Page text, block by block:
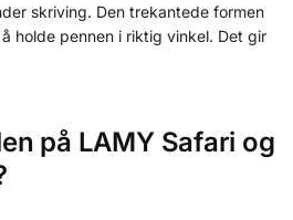
skriving. Den trekantede formen
holde pennen i riktig vinkel. Det gir
på LAMY Safari og